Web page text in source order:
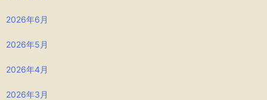
2026年6月
2026年5月
2026年4月
2026年3月